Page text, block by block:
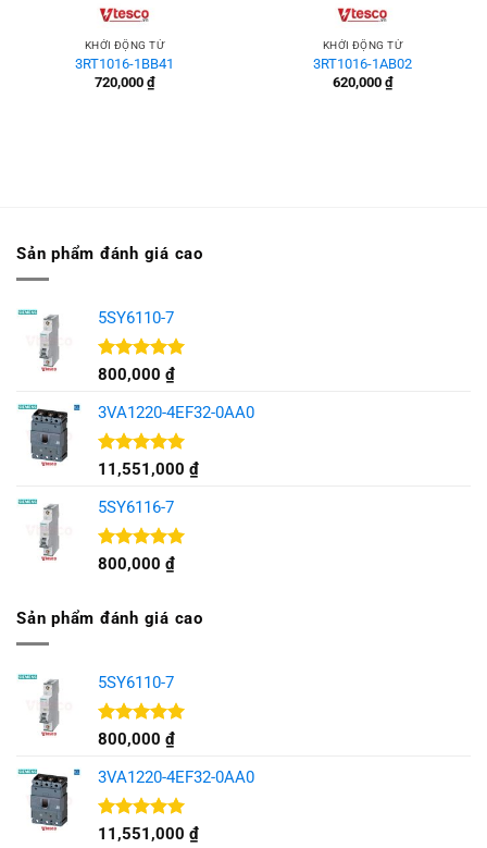
KHỞI ĐỘNG TỪ
3RT1016-1BB41
720,000 ₫
KHỞI ĐỘNG TỪ
3RT1016-1AB02
620,000 ₫
Sản phẩm đánh giá cao
5SY6110-7
Được xếp
5 sao
800,000 ₫
3VA1220-4EF32-0AA0
Được xếp
5 sao
11,551,000 ₫
5SY6116-7
Được xếp
800,000 ₫
Sản phẩm đánh giá cao
5SY6110-7
Được xếp
5 sao
800,000 ₫
3VA1220-4EF32-0AA0
Được xếp
11,551,000 ₫